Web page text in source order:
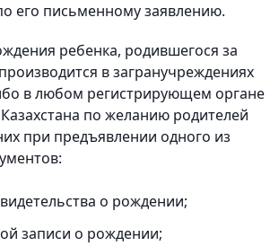
его письменному заявлению.
ребенка, родившегося за
в загранучреждениях
в любом регистрирующем органе
по желанию родителей
при предъявлении одного из
о рождении;
записи о рождении;